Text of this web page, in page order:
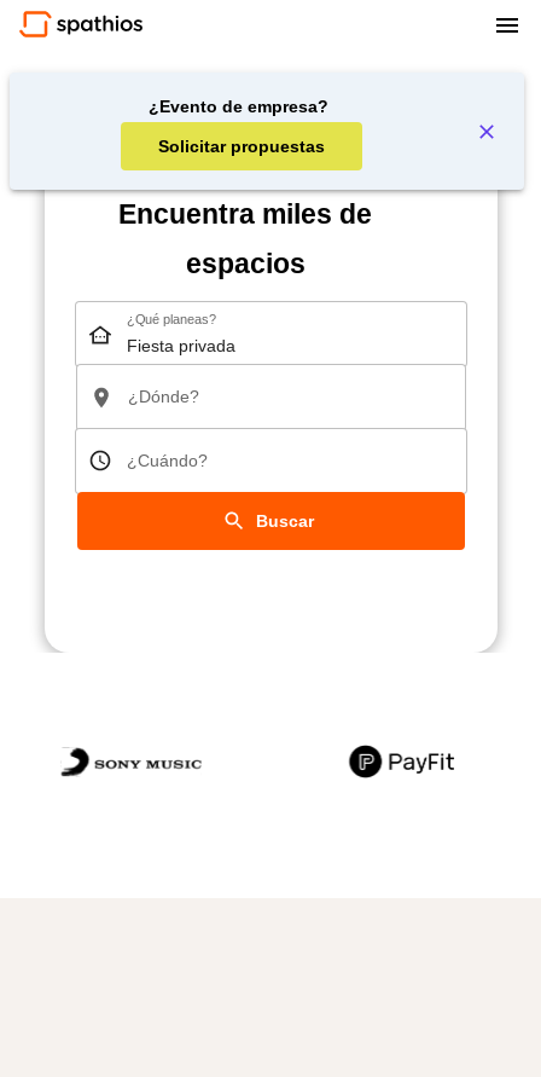
¿Evento de empresa?
Solicitar propuestas
Encuentra miles de
espacios
¿Qué planeas?
¿Dónde?
¿Cuándo?
Buscar